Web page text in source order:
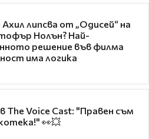
липсва от „Одисей“ на
Нолън? Най-
решение във филма
има логика
The Voice Cast: "Правен съм
👀💥